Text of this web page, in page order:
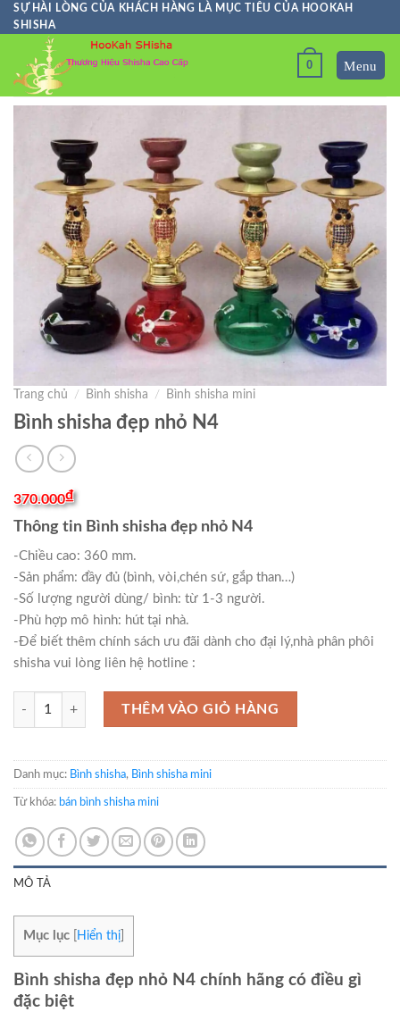
Skip
to
content
SỰ HÀI LÒNG CỦA KHÁCH HÀNG LÀ MỤC TIÊU CỦA HOOKAH
SHISHA
0
Trang chủ / Bình shisha / Bình shisha mini
Bình shisha đẹp nhỏ N4
370.000₫
Thông tin Bình shisha đẹp nhỏ N4
-Chiều cao: 360 mm.
-Sản phẩm: đầy đủ (bình, vòi,chén sứ, gắp than…)
-Số lượng người dùng/ bình: từ 1-3 người.
-Phù hợp mô hình: hút tại nhà.
-Để biết thêm chính sách ưu đãi dành cho đại lý,nhà phân phôi
shisha vui lòng liên hệ hotline :
Bình shisha đẹp nhỏ N4 số lượng
THÊM VÀO GIỎ HÀNG
Danh mục: Bình shisha, Bình shisha mini
Từ khóa: bán bình shisha mini
MÔ TẢ
Mục lục Hiển thị
Bình shisha đẹp nhỏ N4 chính hãng có điều gì
đặc biệt